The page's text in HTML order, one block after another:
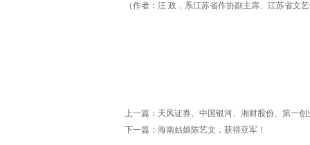
（作者：汪 政，系江苏省作协副主席、江苏省文
上一篇： 天风证券、中国银河、湘财股份、第一
下一篇： 海南姑娘陈艺文，获得亚军！